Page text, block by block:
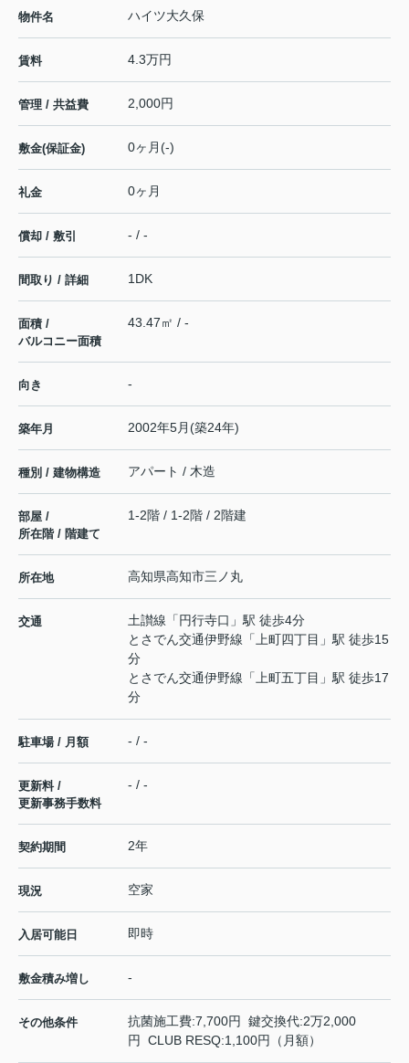
物件名 ハイツ大久保
賃料 4.3万円
管理 / 共益費 2,000円
敷金(保証金) 0ヶ月(-)
礼金 0ヶ月
償却 / 敷引 - / -
間取り / 詳細 1DK
面積 /
バルコニー面積
43.47㎡ / -
向き -
築年月 2002年5月(築24年)
種別 / 建物構造 アパート / 木造
部屋 /
所在階 / 階建て
1-2階 / 1-2階 / 2階建
所在地 高知県高知市三ノ丸
交通 土讃線 「円行寺口 」駅 徒歩4分
とさでん交通伊野線 「 上町四丁目 」駅 徒歩15
分
とさでん交通伊野線 「 上町五丁目 」駅 徒歩17
分
駐車場 / 月額 - / -
更新料 /
更新事務手数料
- / -
契約期間 2年
現況 空家
入居可能日 即時
敷金積み増し -
その他条件
抗菌施工費:7,700円 鍵交換代:2万2,000
円 CLUB RESQ:1,100円（月額）